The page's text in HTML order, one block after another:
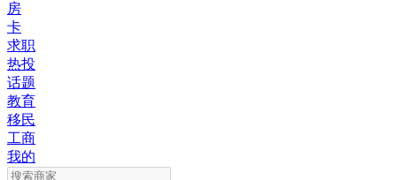
房
卡
求职
热投
话题
教育
移民
工商
我的